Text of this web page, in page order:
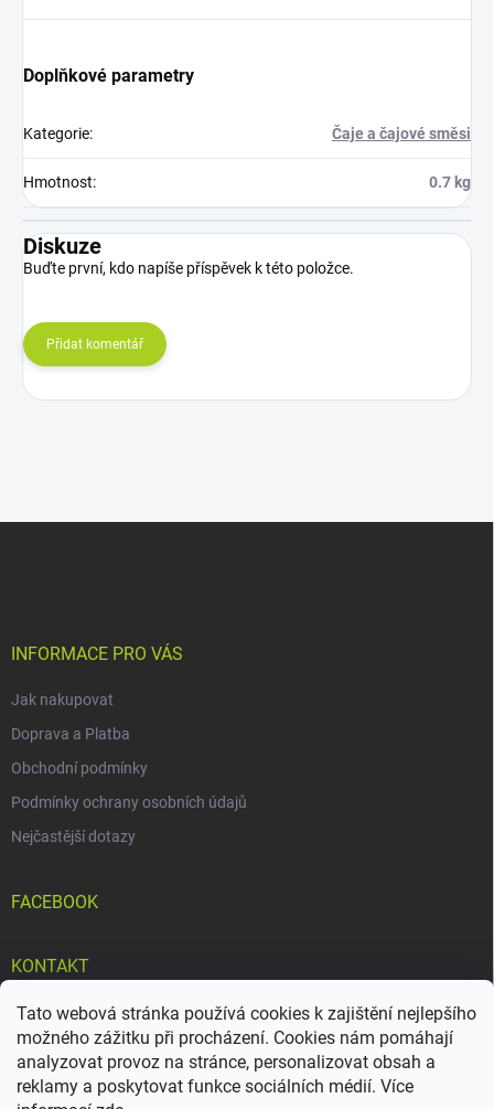
Tato webová stránka používá cookies k zajištění nejlepšího
možného zážitku při procházení. Cookies nám pomáhají
analyzovat provoz na stránce, personalizovat obsah a
reklamy a poskytovat funkce sociálních médií. Více
Doplňkové parametry
Kategorie: Čaje a čajové směsi
Hmotnost: 0.7 kg
Diskuze
Buďte první, kdo napíše příspěvek k této položce.
Přidat komentář
INFORMACE PRO VÁS
Jak nakupovat
Doprava a Platba
Obchodní podmínky
Podmínky ochrany osobních údajů
Nejčastější dotazy
FACEBOOK
KONTAKT
info@doteky-bylin.cz
+420 777 561 552
https://www.facebook.com/mastkloubovka